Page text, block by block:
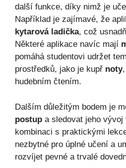
další funkce, díky nimž je
Například je zajímavé, že
kytarová ladička, což
Některé aplikace navíc mají
pomáhá studentovi udržet
prostředků, jako je kupř noty
hudebním čtením.
Dalším důležitým bodem je
postup a sledovat jeho
kombinaci s praktickými
nezbytné pro úplné učení a
rozvíjet pevné a trvalé